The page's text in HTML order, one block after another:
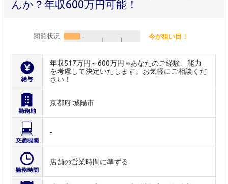
んか？年収600万円可能！
閲覧状況 今が狙い目！
年収517万円～600万円 ※あなたのご経験、能力
を考慮して決定いたします。お気軽にご相談くだ
さい！
京都府 城陽市
-
店舗の営業時間に準ずる